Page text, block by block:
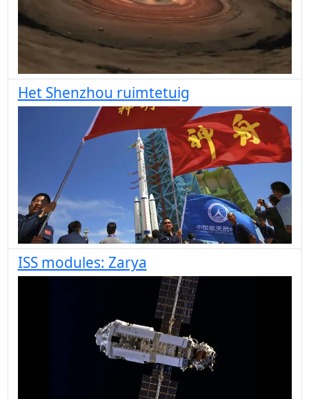
Het Shenzhou ruimtetuig
ISS modules: Zarya